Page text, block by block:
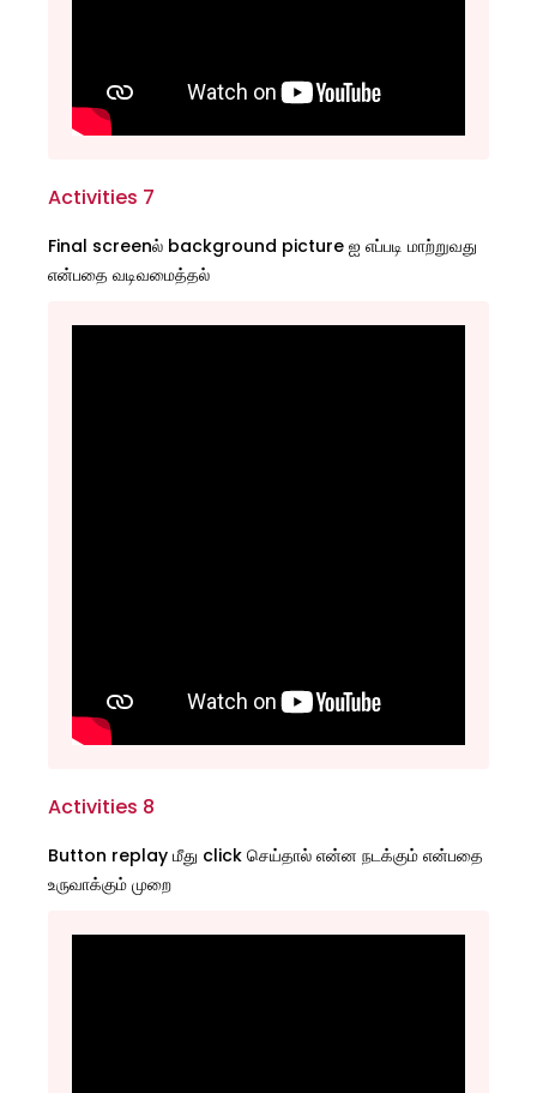
Activities 7
Final screenல் background picture ஐ எப்படி மாற்றுவது
என்பதை வடிவமைத்தல்
Activities 8
Button replay மீது click செய்தால் என்ன நடக்கும் என்பதை
உருவாக்கும் முறை